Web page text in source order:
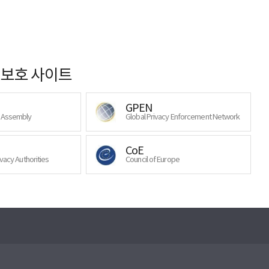
호 사이트
GPEN
Global Privacy Enforcement Network
Authorities
CoE
Council of Europe